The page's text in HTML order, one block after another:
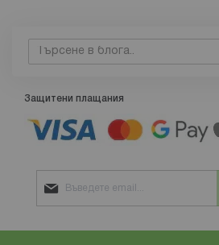
Търсене
Защитени плащания